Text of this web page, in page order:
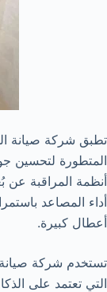
تطبق شركة صيانة
المتطورة لتحسين
أنظمة المراقبة عن
أداء المصاعد
أعطال كبيرة.
تستخدم شركة
التي تعتمد على